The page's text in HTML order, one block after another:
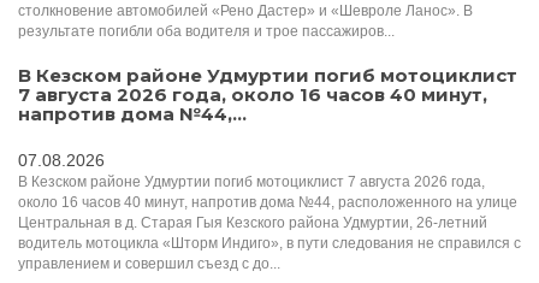
столкновение автомобилей «Рено Дастер» и «Шевроле Ланос». В
результате погибли оба водителя и трое пассажиров...
В Кезском районе Удмуртии погиб мотоциклист
7 августа 2026 года, около 16 часов 40 минут,
напротив дома №44,...
07.08.2026
В Кезском районе Удмуртии погиб мотоциклист 7 августа 2026 года,
около 16 часов 40 минут, напротив дома №44, расположенного на улице
Центральная в д. Старая Гыя Кезского района Удмуртии, 26-летний
водитель мотоцикла «Шторм Индиго», в пути следования не справился с
управлением и совершил съезд с до...